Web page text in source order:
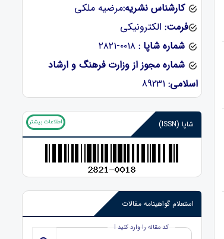
کارشناس نشریه:مرضیه ملکی
فرمت: الکترونیکی
شماره شاپا : ‪۲۸۲۱-۰۰۱۸
شماره مجوز از وزارت فرهنگ و ارشاد
اسلامی:
شاپا (ISSN) اطلاعات بیشتر
استعلام گواهینامه مقالات
کد مقاله را وارد کنید !